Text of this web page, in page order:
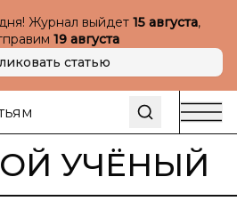
Журнал выйдет 15 августа,
19 августа
статью
УЧЁНЫЙ